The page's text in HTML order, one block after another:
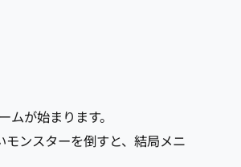
が始まります。
ンスターを倒すと、結局メニ